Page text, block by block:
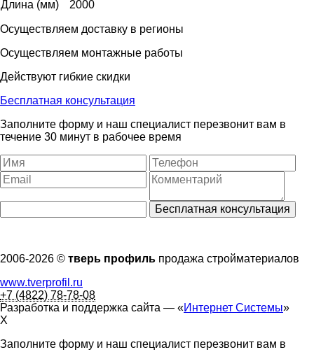
Длина (мм)
2000
Осуществляем доставку в регионы
Осуществляем монтажные работы
Действуют гибкие скидки
Бесплатная консультация
Заполните форму и наш специалист перезвонит вам в
течение 30 минут в рабочее время
2006-2026 © тверь профиль продажа стройматериалов
www.tverprofil.ru
+7 (4822) 78-78-08
Разработка и поддержка сайта — «Интернет Системы»
X
Заполните форму и наш специалист перезвонит вам в